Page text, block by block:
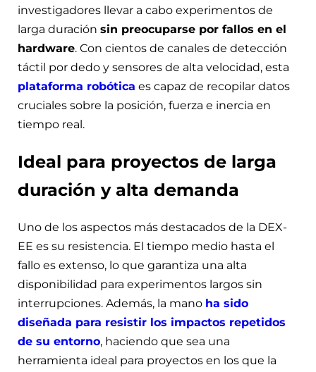
investigadores llevar a cabo experimentos de
larga duración sin preocuparse por fallos en el
hardware. Con cientos de canales de detección
táctil por dedo y sensores de alta velocidad, esta
plataforma robótica es capaz de recopilar datos
cruciales sobre la posición, fuerza e inercia en
tiempo real.
Ideal para proyectos de larga
duración y alta demanda
Uno de los aspectos más destacados de la DEX-
EE es su resistencia. El tiempo medio hasta el
fallo es extenso, lo que garantiza una alta
disponibilidad para experimentos largos sin
interrupciones. Además, la mano ha sido
diseñada para resistir los impactos repetidos
de su entorno, haciendo que sea una
herramienta ideal para proyectos en los que la